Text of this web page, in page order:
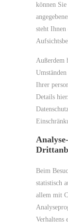
können
steht Ihnen
Außerdem
Ihrer
Details
Beim
statistisch
allem mit
Verhaltens